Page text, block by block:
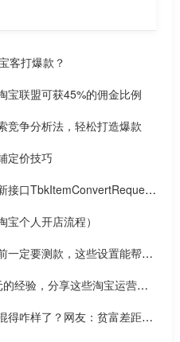
客打爆款？
宝联盟可获45%的佣金比例
竞争分析法，轻松打造爆款
定价技巧
接口TbkItemConvertRequest
个人开店流程）
一定要测款，这些设置能帮到
经验，分享这些淘宝运营学
得咋样了？网友：贫富差距超